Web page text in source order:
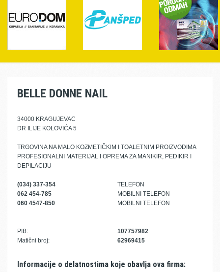
BELLE DONNE NAIL
34000 KRAGUJEVAC
DR ILIJE KOLOVIĆA 5
TRGOVINA NA MALO KOZMETIČKIM I TOALETNIM PROIZVODIMA
PROFESIONALNI MATERIJAL I OPREMA ZA MANIKIR, PEDIKIR I
DEPILACIJU
(034) 337-354
TELEFON
062 454-785
MOBILNI TELEFON
060 4547-850
MOBILNI TELEFON
PIB:
107757982
Matični broj:
62969415
Informacije o delatnostima koje obavlja ova firma: